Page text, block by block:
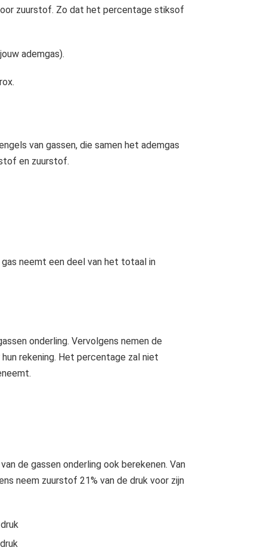
zuurstof. Zo dat het percentage stiksof
ademgas).
van gassen, die samen het ademgas
en zuurstof.
neemt een deel van het totaal in
onderling. Vervolgens nemen de
rekening. Het percentage zal niet
de gassen onderling ook berekenen. Van
neem zuurstof 21% van de druk voor zijn